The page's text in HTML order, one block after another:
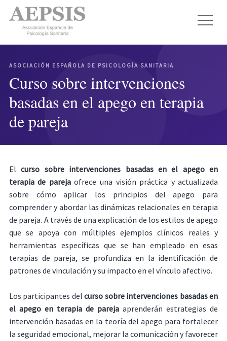
ASOCIACIÓN ESPAÑOLA DE PSICOLOGÍA SANITARIA
Curso sobre intervenciones
basadas en el apego en terapia
de pareja
Elcurso sobre intervenciones basadas en el apego en
terapia de parejaofrece una visión práctica y actualizada
sobre cómo aplicar los principios del apego para
comprender y abordar las dinámicas relacionales en terapia
de pareja. A través de una explicación de los estilos de apego
que se apoya con múltiples ejemplos clínicos reales y
herramientas específicas que se han empleado en esas
terapias de pareja, se profundiza en la identificación de
patrones de vinculación y su impacto en el vínculo afectivo.
Los participantes delcurso sobre intervenciones basadas en
el apego en terapia de pareja aprenderán estrategias de
intervención basadas en la teoría del apego para fortalecer
la seguridad emocional, mejorar la comunicación y favorecer